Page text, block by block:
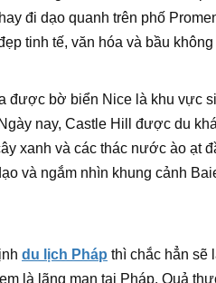
đi dạo quanh trên phố
tinh tế, văn hóa và bầu
được bờ biển Nice là khu vực
nay, Castle Hill được du
xanh và các thác nước ào ạt
và ngắm nhìn khung cảnh
du lịch Pháp thì chắc hẳn sẽ
là lãng mạn tại Pháp. Quả